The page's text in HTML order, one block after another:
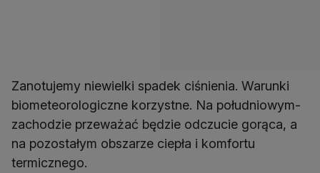
Zanotujemy niewielki spadek ciśnienia. Warunki
biometeorologiczne korzystne. Na południowym-
zachodzie przeważać będzie odczucie gorąca, a
na pozostałym obszarze ciepła i komfortu
termicznego.